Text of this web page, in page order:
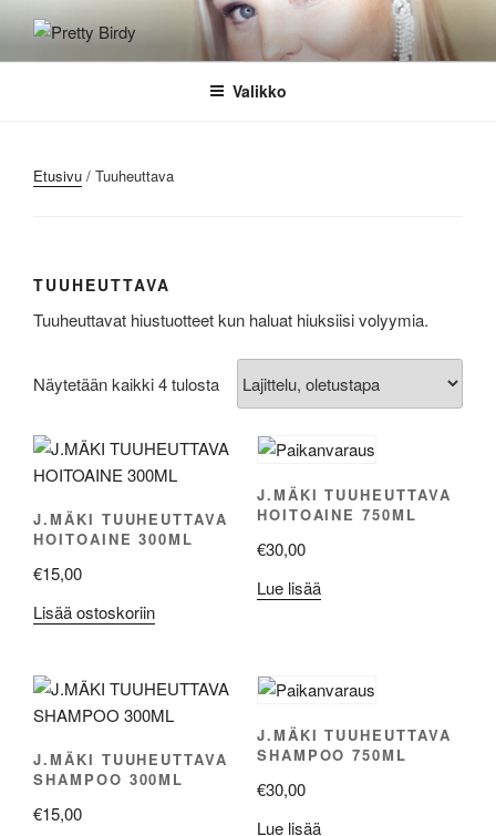
sisältöön
PRETTY BIRDY
Kampaamo kallio
Valikko
Etusivu / Tuuheuttava
TUUHEUTTAVA
Tuuheuttavat hiustuotteet kun haluat hiuksiisi volyymia.
Näytetään kaikki 4 tulosta
J.MÄKI TUUHEUTTAVA
HOITOAINE 300ML
€15,00
Lisää ostoskoriin
J.MÄKI TUUHEUTTAVA
HOITOAINE 750ML
€30,00
Lue lisää
J.MÄKI TUUHEUTTAVA
SHAMPOO 300ML
€15,00
J.MÄKI TUUHEUTTAVA
SHAMPOO 750ML
€30,00
Lue lisää